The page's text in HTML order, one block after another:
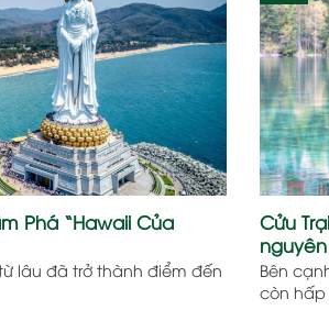
Phá “Hawaii Của
lâu đã trở thành điểm đến
Cửu
Bên
còn hấp